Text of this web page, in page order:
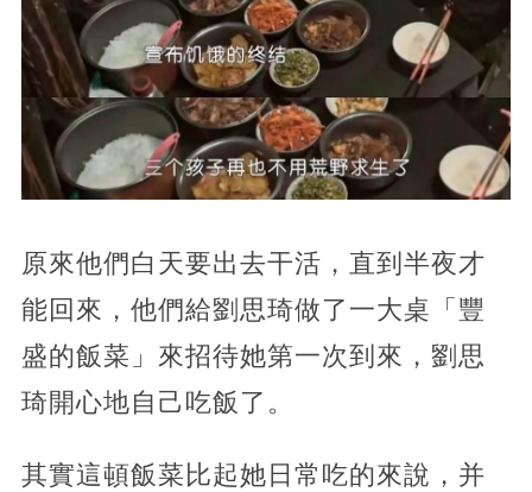
原來他們白天要出去干活，直到半夜才
能回來，他們給劉思琦做了一大桌「豐
盛的飯菜」來招待她第一次到來，劉思
琦開心地自己吃飯了。
其實這頓飯菜比起她日常吃的來說，并